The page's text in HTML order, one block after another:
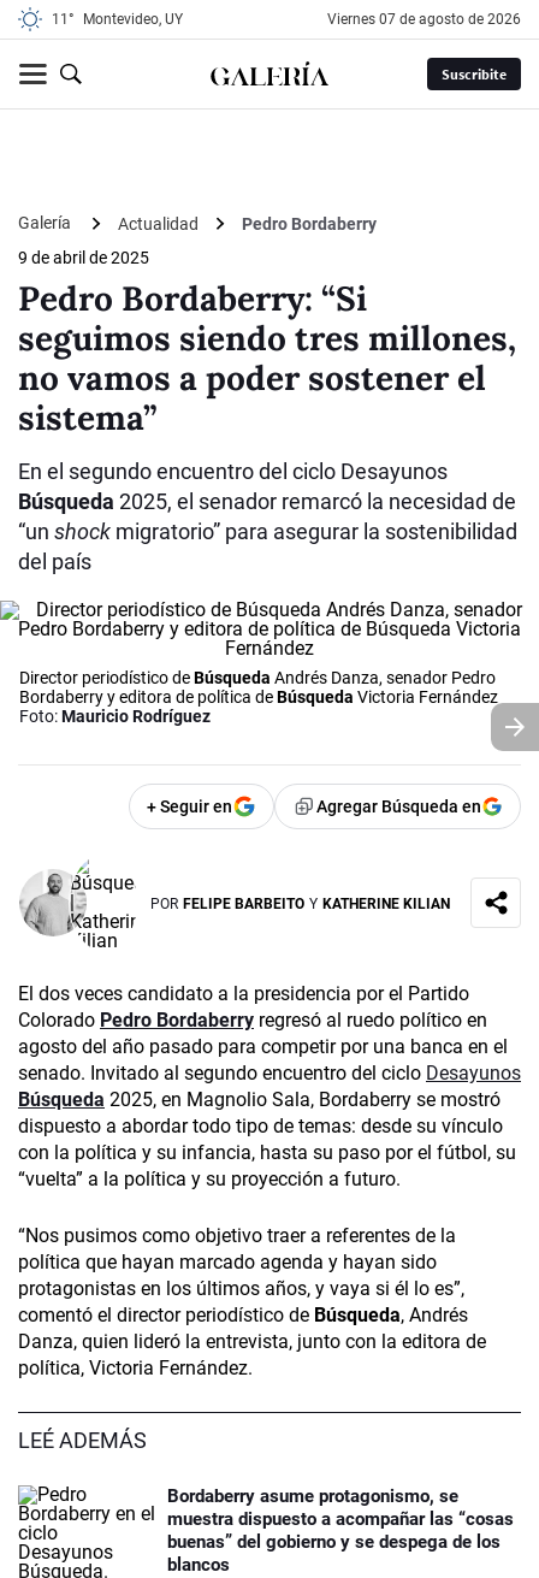
11° Montevideo, UY viernes 07 de agosto de 2026
Suscribite
Galería Actualidad
Pedro Bordaberry
9 de abril de 2025
Pedro Bordaberry: “Si
seguimos siendo tres millones,
no vamos a poder sostener el
sistema”
En el segundo encuentro del ciclo Desayunos
Búsqueda 2025, el senador remarcó la necesidad de
“un shock migratorio” para asegurar la sostenibilidad
del país
Director periodístico deBúsqueda Andrés Danza, senador Pedro
Bordaberry y editora de política deBúsqueda Victoria Fernández
Foto:Mauricio Rodríguez
+ Seguir en Agregar Búsqueda en
POR FELIPE BARBEITO Y KATHERINE KILIAN
El dos veces candidato a la presidencia por el Partido
Colorado Pedro Bordaberry regresó al ruedo político en
agosto del año pasado para competir por una banca en el
senado. Invitado al segundo encuentro del ciclo Desayunos
Búsqueda 2025, en Magnolio Sala, Bordaberry se mostró
dispuesto a abordar todo tipo de temas: desde su vínculo
con la política y su infancia, hasta su paso por el fútbol, su
“vuelta” a la política y su proyección a futuro.
“Nos pusimos como objetivo traer a referentes de la
política que hayan marcado agenda y hayan sido
protagonistas en los últimos años, y vaya si él lo es”,
comentó el director periodístico de Búsqueda, Andrés
Danza, quien lideró la entrevista, junto con la editora de
política, Victoria Fernández.
LEÉ ADEMÁS
Bordaberry asume protagonismo, se
muestra dispuesto a acompañar las “cosas
buenas” del gobierno y se despega de los
blancos